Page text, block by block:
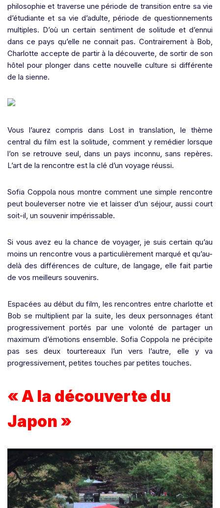
philosophie et traverse une période de transition entre sa vie
d’étudiante et sa vie d’adulte, période de questionnements
multiples. D’où un certain sentiment de solitude et d’ennui
dans ce pays qu’elle ne connait pas. Contrairement à Bob,
Charlotte accepte de partir à la découverte, de sortir de son
hôtel pour plonger dans cette nouvelle culture si différente
de la sienne.
Vous l’aurez compris dans Lost in translation, le thème
central du film est la solitude, comment y remédier lorsque
l’on se retrouve seul, dans un pays inconnu, sans repères.
L’art de la rencontre est la clé d’un voyage réussi.
Sofia Coppola nous montre comment une simple rencontre
peut bouleverser notre vie et laisser d’un séjour, aussi court
soit-il, un souvenir impérissable.
Si vous avez eu la chance de voyager, je suis certain qu’au
moins un rencontre vous a particulièrement marqué et qu’au-
delà des différences de culture, de langage, elle fait partie
de vos meilleurs souvenirs.
Espacées au début du film, les rencontres entre charlotte et
Bob se multiplient par la suite, les deux personnages étant
progressivement portés par une volonté de partager un
maximum d’émotions ensemble. Sofia Coppola ne précipite
pas ses deux tourtereaux l’un vers l’autre, elle y va
progressivement, petites touches par petites touches.
« A la découverte du
Japon »